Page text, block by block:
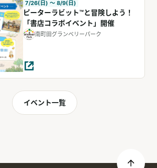
7/26(日) 〜 8/9(日)
ピーターラビット™と冒険しよう！
「書店コラボイベント」開催
南町田グランベリーパーク
イベント一覧